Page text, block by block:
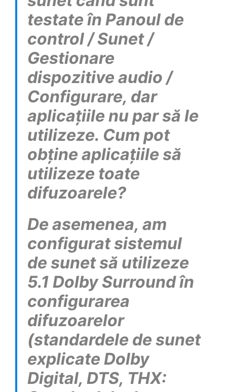
testate în Panoul de
control / Sunet /
Gestionare
dispozitive audio /
Configurare, dar
aplicațiile nu par să le
utilizeze. Cum pot
obține aplicațiile să
utilizeze toate
difuzoarele?
De asemenea, am
configurat sistemul
de sunet să utilizeze
5.1 Dolby Surround în
configurarea
difuzoarelor
(standardele de sunet
explicate Dolby
Digital, DTS, THX: